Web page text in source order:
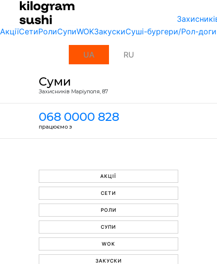
АкціїСетиРолиСупиWOKЗакускиСуші-бургери/Рол-доги
UA RU
Суми
Захисників Маріуполя, 87
068 0000 828
працюємо з
АКЦІЇ
СЕТИ
РОЛИ
СУПИ
WOK
ЗАКУСКИ